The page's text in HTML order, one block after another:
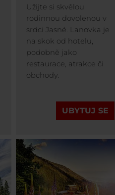
Užijte si skvělou
rodinnou dovolenou v
srdci Jasné. Lanovka je
na skok od hotelu,
podobně jako
restaurace, atrakce či
obchody.
UBYTUJ SE